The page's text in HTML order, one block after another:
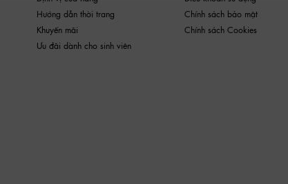
Hướng dẫn thời trang
Khuyến mãi
Ưu đãi dành cho sinh viên
Chính sách bảo mật
Chính sách Cookies